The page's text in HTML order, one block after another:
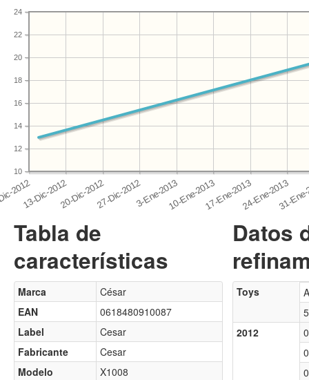
10
12
14
16
18
20
22
24
Tabla de
características
Marca
César
EAN
0618480910087
Label
Cesar
Fabricante
Cesar
Modelo
X1008
Datos
Toys
2012